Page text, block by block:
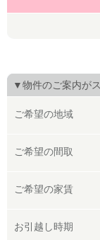
▼物件のご案内が
ご希望の地域
ご希望の間取
ご希望の家賃
お引越し時期